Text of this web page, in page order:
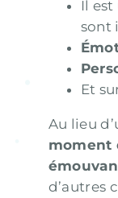
Il est
sont
Et
Au lieu
moment
d’autres